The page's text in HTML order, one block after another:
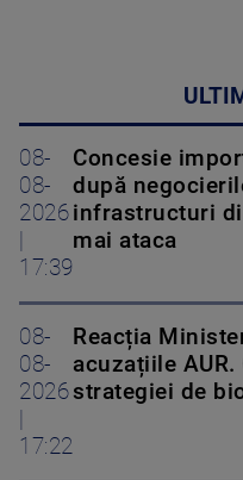
08-
08-
2026
17:39
Concesie
după
infrastructuri
mai ataca
08-
08-
2026
17:22
Reacția
acuzațiile
strategiei de